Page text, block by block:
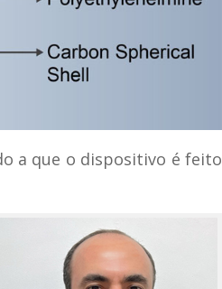
a que o dispositivo é feito